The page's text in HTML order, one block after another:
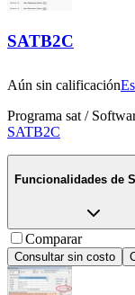
SATB2C
Aún sin calificación
Programa sat /
SATB2C
Funcionalidades de
Comparar
Consultar sin costo